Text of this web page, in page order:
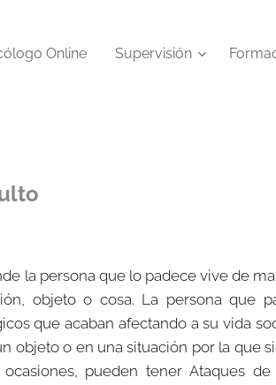
Online Supervisión
la persona que lo padece vive de
objeto o cosa. La persona que
que acaban afectando a su vida
objeto o en una situación por la que
pueden tener Ataques